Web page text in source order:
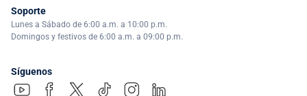
Soporte
Lunes a Sábado de 6:00 a.m. a 10:00 p.m.
Domingos y festivos de 6:00 a.m. a 09:00 p.m.
Síguenos